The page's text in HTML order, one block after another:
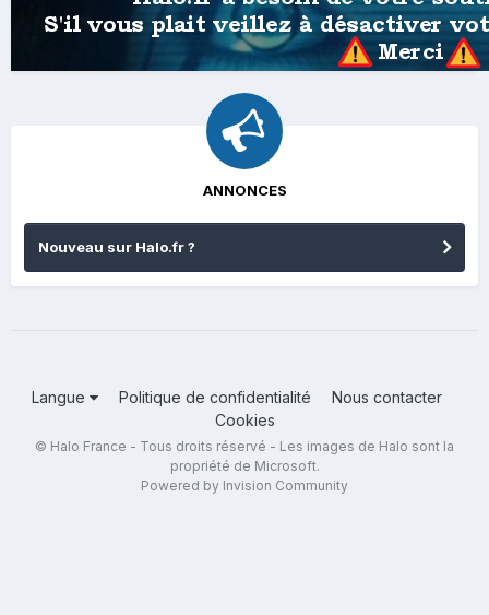
ANNONCES
Nouveau sur Halo.fr ?
Langue Politique de confidentialité
Nous contacter
Cookies
© Halo France - Tous droits réservé - Les images de Halo sont la
propriété de Microsoft.
Powered by Invision Community